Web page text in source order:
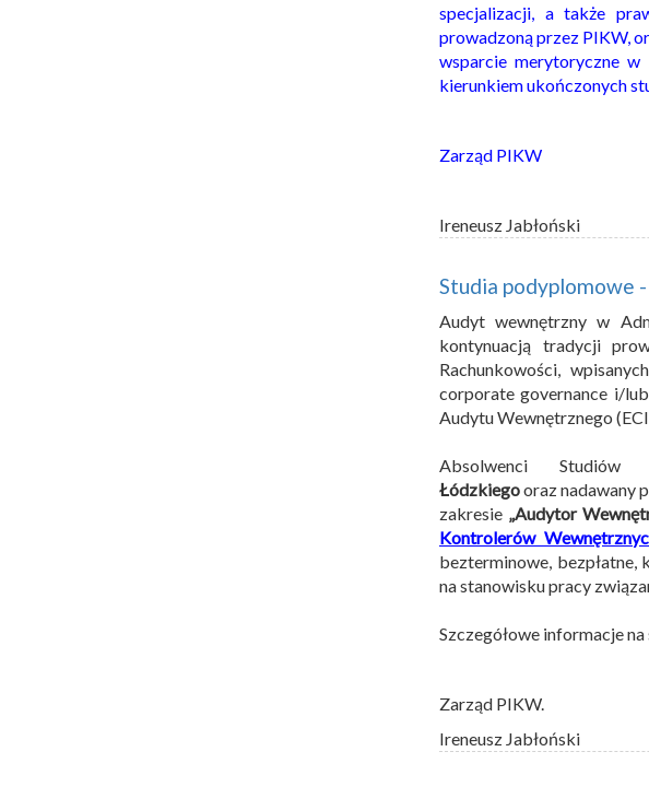
specjalizacji, a także
prowadzoną przez PIKW,
wsparcie merytoryczne w
kierunkiem ukończonych
Zarząd PIKW
Ireneusz Jabłoński
Studia podyplomowe
Audyt wewnętrzny w
kontynuacją tradycji
Rachunkowości,
corporate governance i/
Audytu Wewnętrznego
Absolwenci Studiów
Łódzkiegooraz nadawany
zakresie „Audytor
Kontrolerów
bezterminowe,
na stanowisku pracy
Szczegółowe informacje
Zarząd PIKW.
Ireneusz Jabłoński